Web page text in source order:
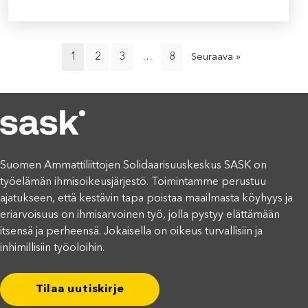
1 2 3 … 8 Seuraava »
Suomen Ammattiliittojen Solidaarisuuskeskus SASK on
työelämän ihmisoikeusjärjestö. Toimintamme perustuu
ajatukseen, että kestävin tapa poistaa maailmasta köyhyys ja
eriarvoisuus on ihmisarvoinen työ, jolla pystyy elättämään
itsensä ja perheensä. Jokaisella on oikeus turvallisiin ja
inhimillisiin työoloihin.
Tilaa uutiskirje